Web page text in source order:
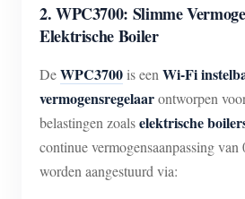
2. WPC3700: Slimme
Elektrische Boiler
DeWPC3700 is een Wi-Fi
vermogensregelaarontworpen
belastingen zoalselektrische
continue vermogensaanpassing van
worden aangestuurd via: